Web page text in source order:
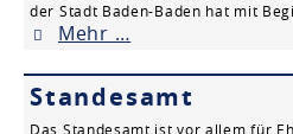
der Stadt Baden-Baden hat mit
Mehr …
Standesamt
Das Standesamt ist vor allem für